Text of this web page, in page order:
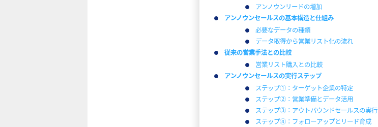
アンノウンリードの増加
アンノウンセールスの基本構造と仕組み
必要なデータの種類
データ取得から営業リスト化の流れ
従来の営業手法との比較
営業リスト購入との比較
アンノウンセールスの実行ステップ
ステップ①：ターゲット企業の特定
ステップ②：営業準備とデータ活用
ステップ③：アウトバウンドセールスの実行
ステップ④：フォローアップとリード育成